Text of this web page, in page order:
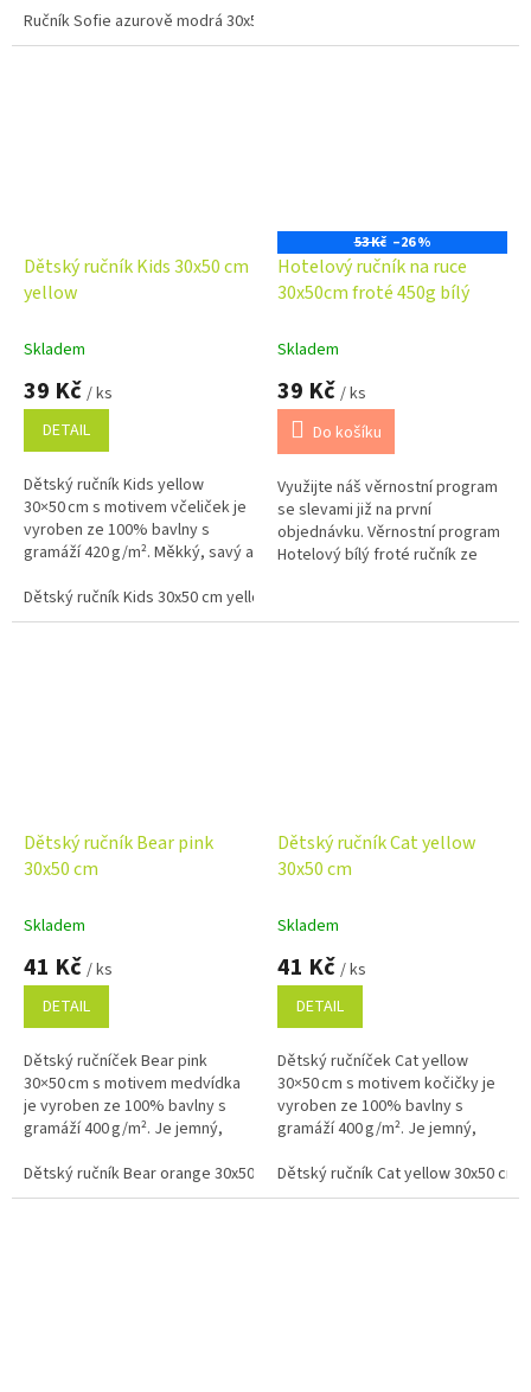
dělají univerzální doplněk do...
Ručník Sofie azurově modrá 30x50 cm
Dětský ručník Kids 30x50 cm
yellow
Skladem
39 Kč / ks
DETAIL
Dětský ručník Kids yellow
30×50 cm s motivem včeliček je
vyroben ze 100% bavlny s
gramáží 420 g/m². Měkký, savý a
každodenní použití doma nebo
ve školce.
Dětský ručník Kids 30x50 cm yellow
53 Kč –26 %
Hotelový ručník na ruce
30x50cm froté 450g bílý
Skladem
39 Kč / ks
Do košíku
Využijte náš věrnostní program
se slevami již na první
objednávku. Věrnostní program
Hotelový bílý froté ručník ze
Dětský ručník Bear pink
30x50 cm
Skladem
41 Kč / ks
DETAIL
Dětský ručníček Bear pink
30×50 cm s motivem medvídka
je vyroben ze 100% bavlny s
gramáží 400 g/m². Je jemný,
použití doma, ve školce i na
cestách.
Dětský ručník Bear orange 30x50 cm Dětský ručník Bear pink 30x50
Dětský ručník Cat yellow
30x50 cm
Skladem
41 Kč / ks
DETAIL
Dětský ručníček Cat yellow
30×50 cm s motivem kočičky je
vyroben ze 100% bavlny s
gramáží 400 g/m². Je jemný,
použití doma, ve školce i na
cestách.
Dětský ručník Cat yellow 30x50 cm